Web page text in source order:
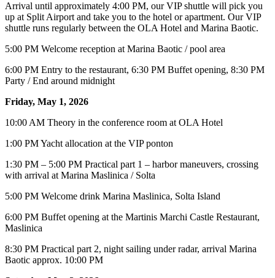
Arrival until approximately 4:00 PM, our VIP shuttle will pick you
up at Split Airport and take you to the hotel or apartment. Our VIP
shuttle runs regularly between the OLA Hotel and Marina Baotic.
5:00 PM Welcome reception at Marina Baotic / pool area
6:00 PM Entry to the restaurant, 6:30 PM Buffet opening, 8:30 PM
Party / End around midnight
Friday, May 1, 2026
10:00 AM Theory in the conference room at OLA Hotel
1:00 PM Yacht allocation at the VIP ponton
1:30 PM – 5:00 PM Practical part 1 – harbor maneuvers, crossing
with arrival at Marina Maslinica / Solta
5:00 PM Welcome drink Marina Maslinica, Solta Island
6:00 PM Buffet opening at the Martinis Marchi Castle Restaurant,
Maslinica
8:30 PM Practical part 2, night sailing under radar, arrival Marina
Baotic approx. 10:00 PM